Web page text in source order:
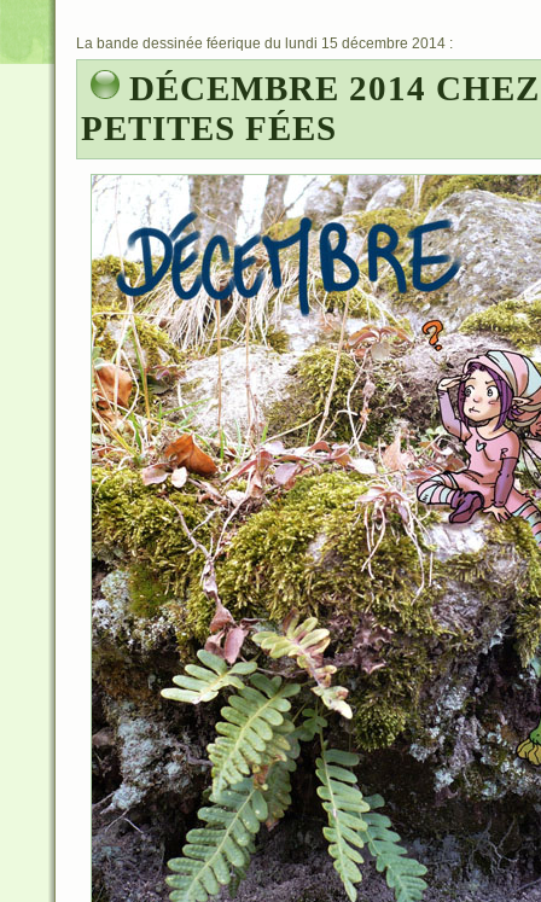
La bande dessinée féerique du lundi 15 décembre 2014 :
DÉCEMBRE 2014
PETITES FÉES